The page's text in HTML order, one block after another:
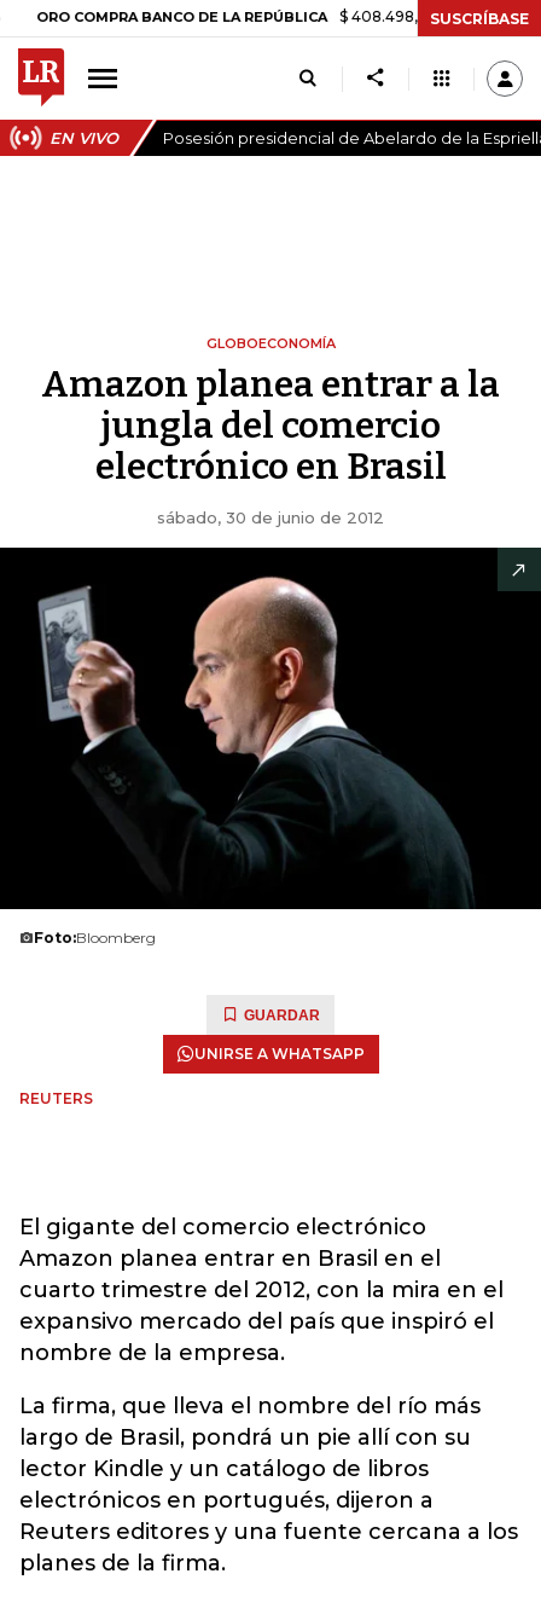
COMPRA BANCO DE LA REPÚBLICA $ 408.498,97 +$ 8.753,81 +2,19%
SUSCRÍBASE
EN VIVO Posesión presidencial de Abelardo de la
GLOBOECONOMÍA
Amazon planea entrar a la
jungla del comercio
electrónico en Brasil
sábado, 30 de junio de 2012
Foto:Bloomberg
GUARDAR
UNIRSE A WHATSAPP
REUTERS
El gigante del comercio electrónico
Amazon planea entrar en Brasil en el
cuarto trimestre del 2012, con la mira en el
expansivo mercado del país que inspiró el
nombre de la empresa.
La firma, que lleva el nombre del río más
largo de Brasil, pondrá un pie allí con su
lector Kindle y un catálogo de libros
electrónicos en portugués, dijeron a
Reuters editores y una fuente cercana a los
planes de la firma.